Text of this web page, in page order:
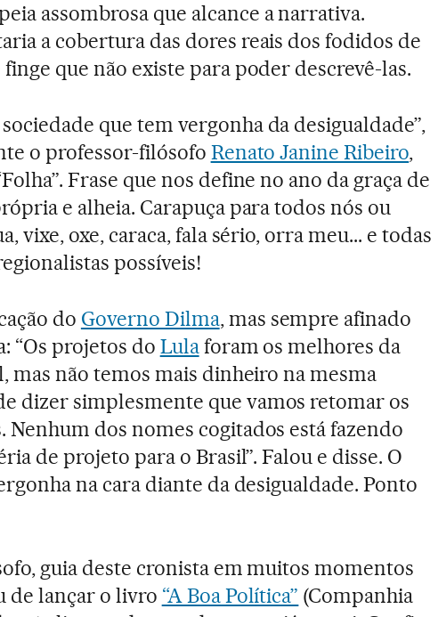
assombrosa que alcance a narrativa.
a cobertura das dores reais dos fodidos de
que não existe para poder descrevê-las.
sociedade que tem vergonha da desigualdade”,
o professor-filósofo Renato Janine Ribeiro,
Frase que nos define no ano da graça de
e alheia. Carapuça para todos nós ou
vixe, oxe, caraca, fala sério, orra meu... e todas
possíveis!
do Governo Dilma, mas sempre afinado
“Os projetos do Lulaforam os melhores da
mas não temos mais dinheiro na mesma
dizer simplesmente que vamos retomar os
Nenhum dos nomes cogitados está fazendo
de projeto para o Brasil”. Falou e disse. O
na cara diante da desigualdade. Ponto
guia deste cronista em muitos momentos
de lançar o livro “A Boa Política” (Companhia